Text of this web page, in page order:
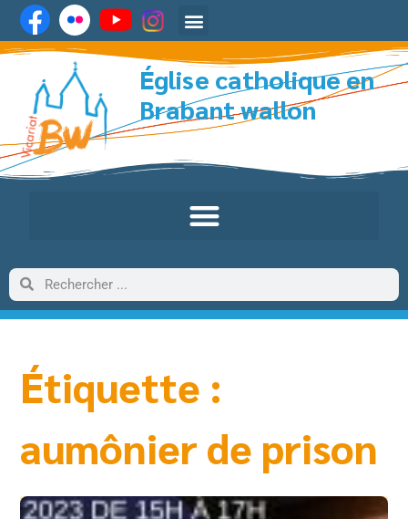
Église catholique en
Brabant wallon
Étiquette :
aumônier de prison